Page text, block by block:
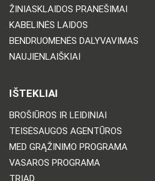
ŽINIASKLAIDOS PRANEŠIMAI
KABELINĖS LAIDOS
BENDRUOMENĖS DALYVAVIMAS
NAUJIENLAIŠKIAI
IŠTEKLIAI
BROŠIŪROS IR LEIDINIAI
TEISĖSAUGOS AGENTŪROS
MED GRĄŽINIMO PROGRAMA
VASAROS PROGRAMA
TRIAD